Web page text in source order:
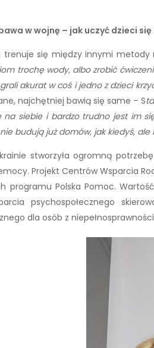
w wojnę – jak uczyć dzieci
trenuje się między innymi metody
trochę wody, albo zrobić
akurat w coś i jedno z dzieci
najchętniej bawią się same – S
na siebie i bardzo trudno jest im
budują już domów, jak kiedyś,
stworzyła ogromną
Projekt Centrów Wsparcia
programu Polska Pomoc.
psychospołecznego
dla osób z